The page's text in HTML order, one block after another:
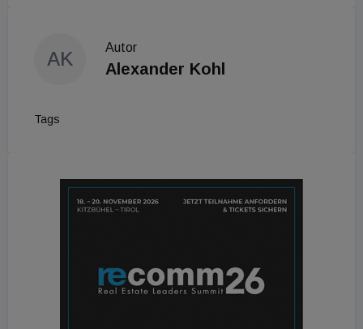
AK
Autor
Alexander Kohl
Tags